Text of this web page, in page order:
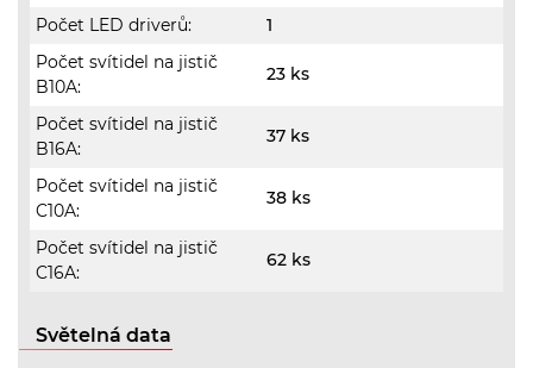
Počet LED driverů:
1
Počet svítidel na jistič
B10A:
23 ks
Počet svítidel na jistič
B16A:
37 ks
Počet svítidel na jistič
C10A:
38 ks
Počet svítidel na jistič
C16A:
62 ks
Světelná data